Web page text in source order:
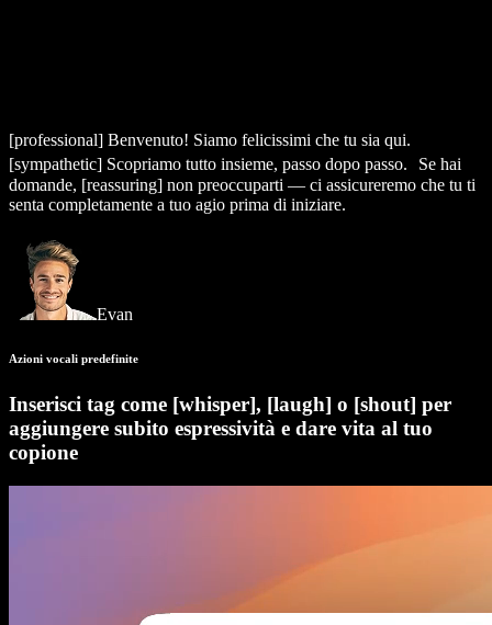
[professional] Benvenuto! Siamo felicissimi che tu sia qui.
[sympathetic] Scopriamo tutto insieme, passo dopo passo. Se hai
domande, [reassuring] non preoccuparti — ci assicureremo che tu ti
senta completamente a tuo agio prima di iniziare.
Evan
Azioni vocali predefinite
Inserisci tag come [whisper], [laugh] o [shout] per
aggiungere subito espressività e dare vita al tuo
copione